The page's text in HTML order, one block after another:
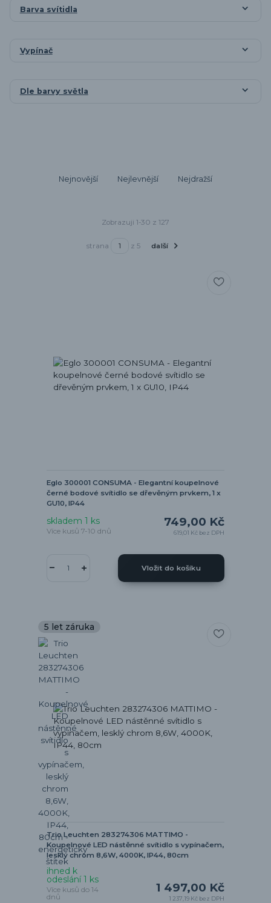
Barva svítidla
Vypínač
Dle barvy světla
Nejnovější Nejlevnější Nejdražší
Zobrazuji 1-30 z 127
strana z 5 další
Eglo 300001 CONSUMA - Elegantní koupelnové
černé bodové svítidlo se dřevěným prvkem, 1 x
GU10, IP44
749,00 Kč
619,01 Kč bez DPH
skladem 1 ks
Více kusů 7-10 dnů
Vložit do košíku
5 let záruka
Trio Leuchten 283274306 MATTIMO -
Koupelnové LED nástěnné svítidlo s vypínačem,
lesklý chrom 8,6W, 4000K, IP44, 80cm
1 497,00 Kč
1 237,19 Kč bez DPH
ihned k
odeslání 1 ks
Více kusů do 14
dnů